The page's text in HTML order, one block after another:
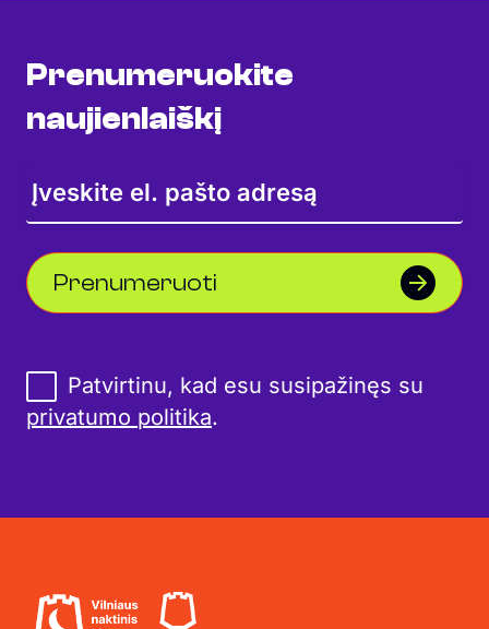
Prenumeruokite
naujienlaiškį
Prenumeruoti
Patvirtinu, kad esu susipažinęs su
privatumo politika.